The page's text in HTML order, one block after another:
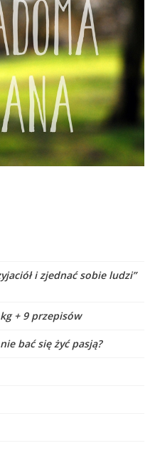
i zjednać sobie ludzi”
+ 9 przepisów
bać się żyć pasją?